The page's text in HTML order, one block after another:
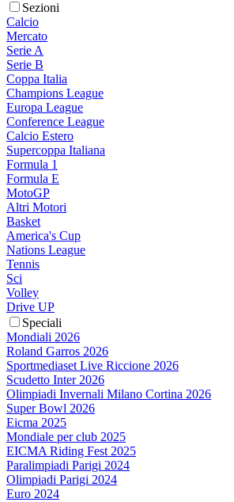
Sezioni
Calcio
Mercato
Serie A
Serie B
Coppa Italia
Champions League
Europa League
Conference League
Calcio Estero
Supercoppa Italiana
Formula 1
Formula E
MotoGP
Altri Motori
Basket
America's Cup
Nations League
Tennis
Sci
Volley
Drive UP
Speciali
Mondiali 2026
Roland Garros 2026
Sportmediaset Live Riccione 2026
Scudetto Inter 2026
Olimpiadi Invernali Milano Cortina 2026
Super Bowl 2026
Eicma 2025
Mondiale per club 2025
EICMA Riding Fest 2025
Paralimpiadi Parigi 2024
Olimpiadi Parigi 2024
Euro 2024